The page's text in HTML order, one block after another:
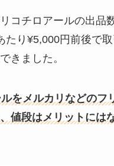
コチロアールの出品
たり¥5,000円前後で
きました。
ルをメルカリなどのフ
値段はメリットには